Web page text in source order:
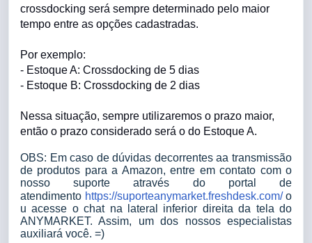
crossdocking será sempre determinado pelo maior
tempo entre as opções cadastradas.
Por exemplo:
- Estoque A: Crossdocking de 5 dias
- Estoque B: Crossdocking de 2 dias
Nessa situação, sempre utilizaremos o prazo maior,
então o prazo considerado será o do Estoque A.
OBS: Em caso de dúvidas decorrentes aa transmissão
de produtos para a Amazon, entre em contato com o
nosso suporte através do portal de
atendimento https://suporteanymarket.freshdesk.com/ o
u acesse o chat na lateral inferior direita da tela do
ANYMARKET. Assim, um dos nossos especialistas
auxiliará você. =)